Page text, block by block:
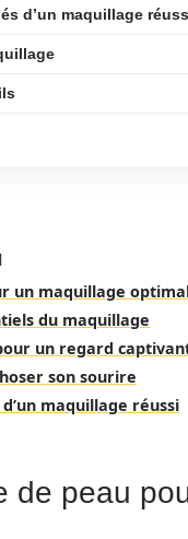
d’un maquillage
un maquillage
du maquillage
un regard
son sourire
maquillage réussi
de peau